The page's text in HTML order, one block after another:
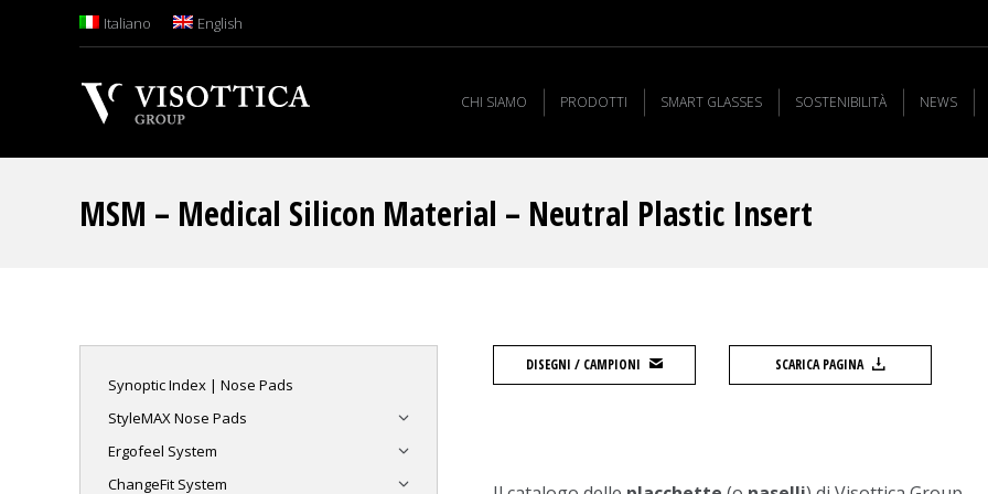
Italiano English
CHI SIAMO PRODOTTI SMART GLASSES SOSTENIBILITÀ NEWS
MSM – Medical Silicon Material – Neutral Plastic Insert
DISEGNI / CAMPIONI SCARICA PAGINA
Synoptic Index | Nose Pads
StyleMAX Nose Pads
Ergofeel System
ChangeFit System